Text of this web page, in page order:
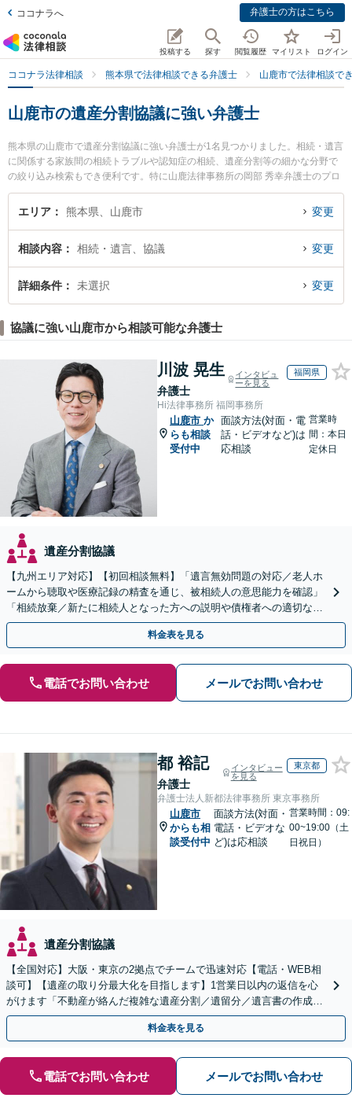
ココナラへ 弁護士の方はこちら
投稿する 探す 閲覧履歴 マイリスト ログイン
ココナラ法律相談 熊本県で法律相談できる弁護士 山鹿市で法律相談で
山鹿市の遺産分割協議に強い弁護士
熊本県の山鹿市で遺産分割協議に強い弁護士が1名見つかりました。相続・遺言
に関係する家族間の相続トラブルや認知症の相続、遺産分割等の細かな分野で
の絞り込み検索もでき便利です。特に山鹿法律事務所の岡部 秀幸弁護士のプロ
フィール情報や弁護士費用、強みなどが注目されています。『山鹿市で土日や
夜間に発生した遺産分割協議のトラブルを今すぐに弁護士に相談したい』『遺
などでお困りの相談者さんにおすすめです。
エリア 熊本県、山鹿市 変更
相談内容 相続・遺言、協議 変更
詳細条件 未選択 変更
協議に強い山鹿市から相談可能な弁護士
川波 晃生
弁護士
インタビュ
ーを見る
福岡県
Hi法律事務所 福岡事務所
山鹿市 か
らも相談
受付中
面談方法(対面・電
話・ビデオなど)は
応相談
営業時
間：本日
定休日
遺産分割協議
【九州エリア対応】【初回相談無料】「遺言無効問題の対応／老人ホ
ームから聴取や医療記録の精査を通じ、被相続人の意思能力を確認」
「相続放棄／新たに相続人となった方への説明や債権者への適切な対
応まで、きめ細やかにサポート」【休日・夜間相談可】
料金表を見る
電話でお問い合わせ メールでお問い合わせ
都 裕記
弁護士
インタビュー
を見る
東京都
弁護士法人新都法律事務所 東京事務所
山鹿市
からも相
談受付中
面談方法(対面・
電話・ビデオな
ど)は応相談
営業時間：09:
00~19:00（土
日祝日）
遺産分割協議
【全国対応】大阪・東京の2拠点でチームで迅速対応【電話・WEB相
談可】【遺産の取り分最大化を目指します】1営業日以内の返信を心
がけます「不動産が絡んだ複雑な遺産分割／遺留分／遺言書の作成・
執行／事業承継など、お任せください」【休日相談あり】
料金表を見る
電話でお問い合わせ メールでお問い合わせ